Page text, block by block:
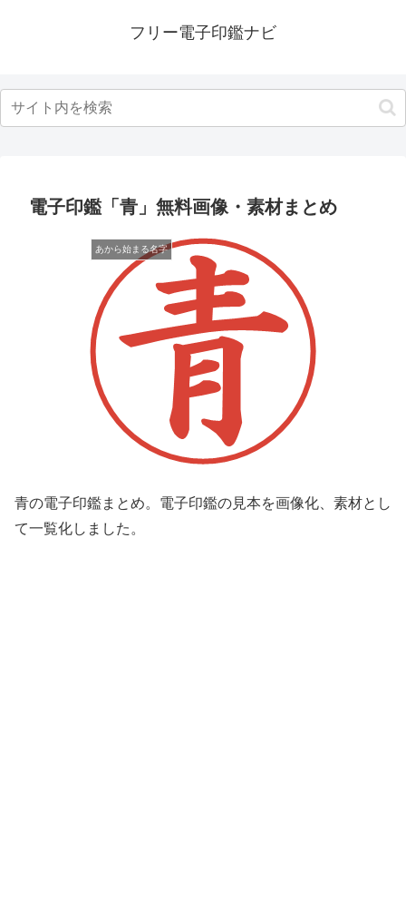
フリー電子印鑑ナビ
電子印鑑「青」無料画像・素材まとめ
あから始まる名字
青の電子印鑑まとめ。電子印鑑の見本を画像化、素材とし
て一覧化しました。